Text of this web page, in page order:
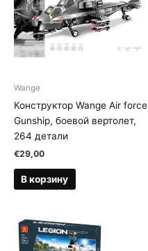
Wange
Конструктор Wange Air force
Gunship, боевой вертолет,
264 детали
€29,00
В корзину